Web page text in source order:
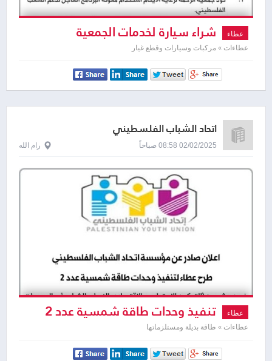
عطاء شراء سيارة لخدمات الجمعية
عطاءات » مركبات وسيارات وقطع غيار
اتحاد الشباب الفلسطيني
02/02/2025 08:58 صباحاً رام الله
عطاء تنفيذ وحدات طاقة شمسية عدد 2
عطاءات » طاقة بديلة ومستلزماتها